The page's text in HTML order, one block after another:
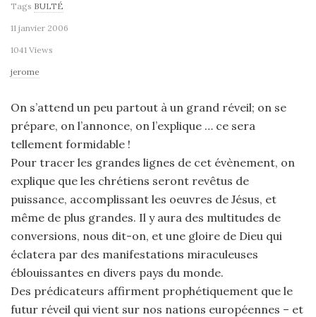
Tags BULTÉ
11 janvier 2006
1041 Views
jerome
On s’attend un peu partout à un grand réveil; on se
prépare, on l’annonce, on l’explique … ce sera
tellement formidable !
Pour tracer les grandes lignes de cet évènement, on
explique que les chrétiens seront revêtus de
puissance, accomplissant les oeuvres de Jésus, et
même de plus grandes. Il y aura des multitudes de
conversions, nous dit-on, et une gloire de Dieu qui
éclatera par des manifestations miraculeuses
éblouissantes en divers pays du monde.
Des prédicateurs affirment prophétiquement que le
futur réveil qui vient sur nos nations européennes – et